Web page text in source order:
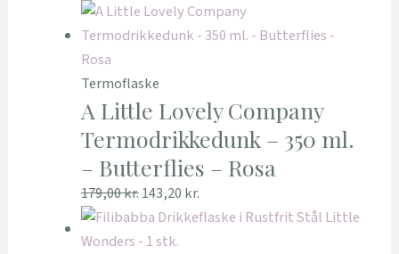
Termoflaske
A Little Lovely Company
Termodrikkedunk – 350 ml.
– Butterflies – Rosa
179,00kr.143,20 kr.